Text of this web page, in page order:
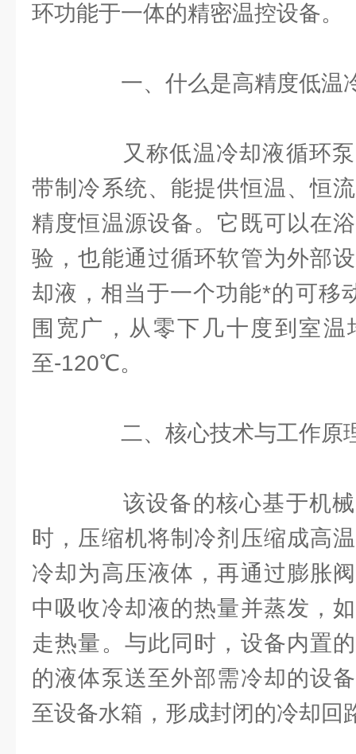
环功能于一体的精密温控设备。
一、什么是高精度低温
又称低温冷却液循环泵
带制冷系统、能提供恒温、恒
精度恒温源设备。它既可以在
验，也能通过循环软管为外部
却液，相当于一个功能*的可移
围宽广，从零下几十度到室
至-120℃。
二、核心技术与工作原
该设备的核心基于机械
时，压缩机将制冷剂压缩成高
冷却为高压液体，再通过膨胀
中吸收冷却液的热量并蒸发，
走热量。与此同时，设备内置
的液体泵送至外部需冷却的设
至设备水箱，形成封闭的冷却回